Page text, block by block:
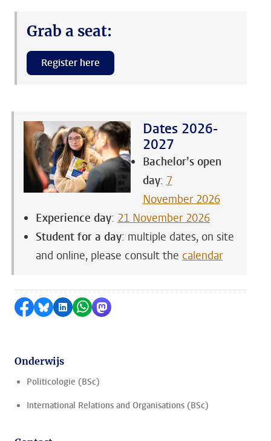
Grab a seat:
Register here
Dates 2026-
2027
Bachelor’s open
day: 7
November 2026
Experience day: 21 November 2026
Student for a day: multiple dates, on site
and online, please consult the calendar
Delen op Facebook
Delen via Bluesky
Delen op LinkedIn
Delen via WhatsApp
Delen via Mastodon
Onderwijs
Politicologie (BSc)
International Relations and Organisations (BSc)